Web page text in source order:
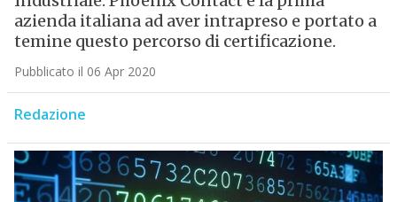
azienda italiana ad aver intrapreso e portato a
temine questo percorso di certificazione.
Pubblicato il 06 Apr 2020
Redazione